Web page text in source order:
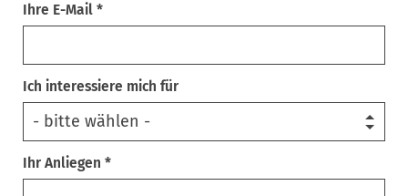
Ihre E-Mail *
Ich interessiere mich für
Ihr Anliegen *